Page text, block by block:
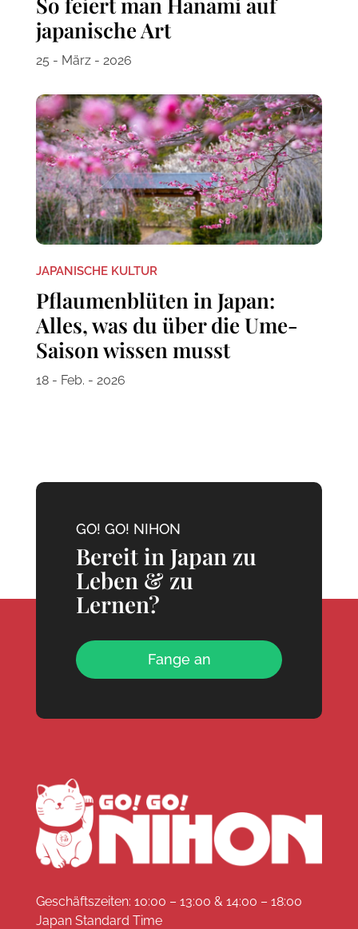
japanische Art
25 - März - 2026
JAPANISCHE KULTUR
Pflaumenblüten in Japan:
Alles, was du über die Ume-
Saison wissen musst
18 - Feb. - 2026
GO! GO! NIHON
Bereit in Japan zu
Leben & zu
Lernen?
Fange an
Geschäftszeiten: 10:00 – 13:00 & 14:00 – 18:00
Japan Standard Time